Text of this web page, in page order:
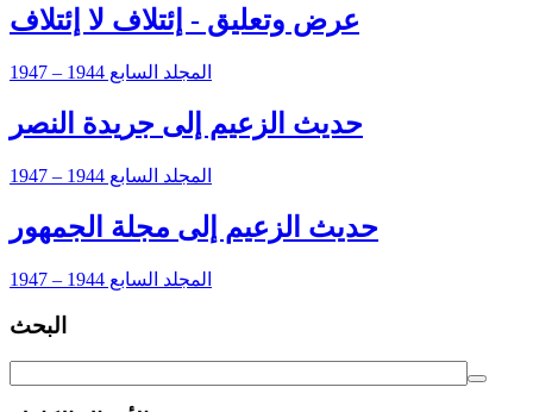
عرض وتعليق - إئتلاف لا إئتلاف
المجلد السابع 1944 – 1947
حديث الزعيم إلى جريدة النصر
المجلد السابع 1944 – 1947
حديث الزعيم إلى مجلة الجمهور
المجلد السابع 1944 – 1947
البحث